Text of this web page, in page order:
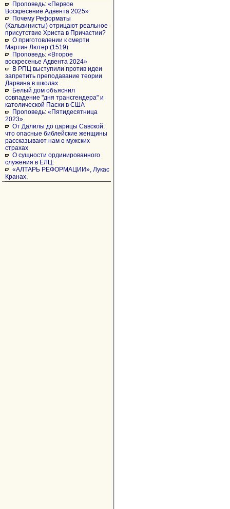
Проповедь: «Первое
Воскресение Адвента 2025»
Почему Реформаты
(Кальвинисты) отрицают реальное
присутствие Христа в Причастии?
О приготовлении к смерти
Мартин Лютер (1519)
Проповедь: «Второе
воскресенье Адвента 2024»
В РПЦ выступили против идеи
запретить преподавание теории
Дарвина в школах
Белый дом объяснил
совпадение "дня трансгендера" и
католической Пасхи в США
Проповедь: «Пятидесятница
2023»
От Далилы до царицы Савской:
что опасные библейские женщины
рассказывают нам о мужских
страхах
О сущности ординированного
служения в ЕЛЦ:
«АЛТАРЬ РЕФОРМАЦИИ», Лукас
Кранах.